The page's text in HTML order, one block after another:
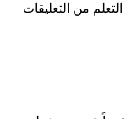
من التعليقات